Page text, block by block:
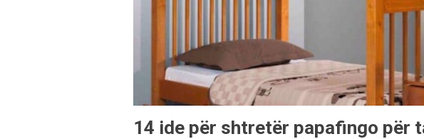
14 ide për shtretër papafingo për